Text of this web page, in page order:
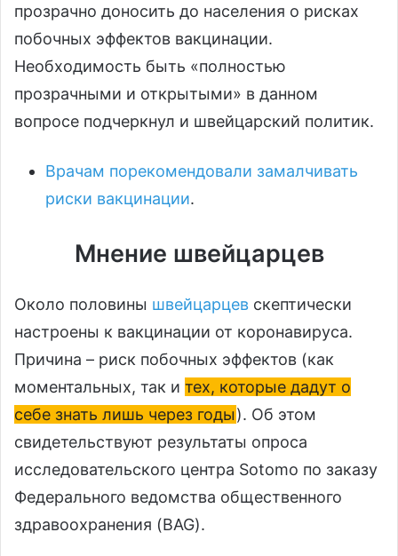
прозрачно доносить до населения о рисках
побочных эффектов вакцинации.
Необходимость быть «полностью
прозрачными и открытыми» в данном
вопросе подчеркнул и швейцарский политик.
Врачам порекомендовали замалчивать
риски вакцинации.
Мнение швейцарцев
Около половины швейцарцев скептически
настроены к вакцинации от коронавируса.
Причина – риск побочных эффектов (как
моментальных, так и тех, которые дадут о
себе знать лишь через годы). Об этом
свидетельствуют результаты опроса
исследовательского центра Sotomo по заказу
Федерального ведомства общественного
здравоохранения (BAG).